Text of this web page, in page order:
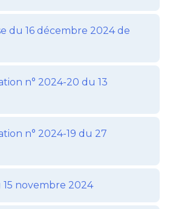
du 16 décembre 2024 de
n° 2024-20 du 13
n° 2024-19 du 27
15 novembre 2024